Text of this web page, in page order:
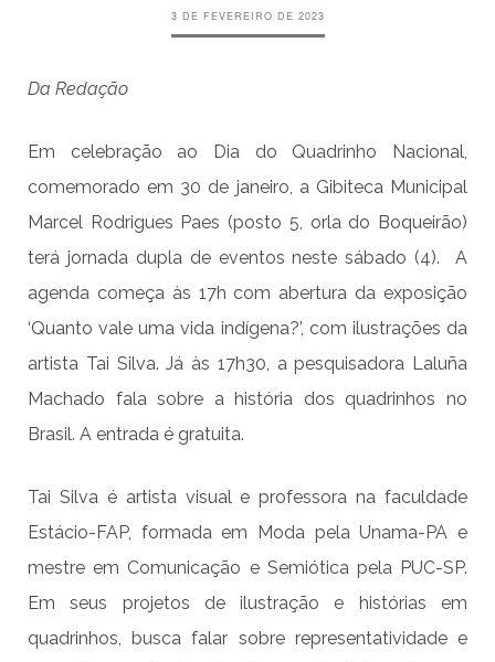
3 DE FEVEREIRO DE 2023
Da Redação
Em celebração ao Dia do Quadrinho Nacional,
comemorado em 30 de janeiro, a Gibiteca Municipal
Marcel Rodrigues Paes (posto 5, orla do Boqueirão)
terá jornada dupla de eventos neste sábado (4). A
agenda começa às 17h com abertura da exposição
‘Quanto vale uma vida indígena?’, com ilustrações da
artista Tai Silva. Já às 17h30, a pesquisadora Laluña
Machado fala sobre a história dos quadrinhos no
Brasil. A entrada é gratuita.
Tai Silva é artista visual e professora na faculdade
Estácio-FAP, formada em Moda pela Unama-PA e
mestre em Comunicação e Semiótica pela PUC-SP.
Em seus projetos de ilustração e histórias em
quadrinhos, busca falar sobre representatividade e